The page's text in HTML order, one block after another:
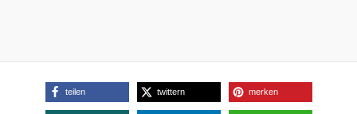
teilen twittern merken